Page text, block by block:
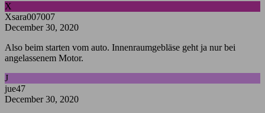
X
Xsara007007
December 30, 2020
Also beim starten vom auto. Innenraumgebläse geht ja nur bei
angelassenem Motor.
J
jue47
December 30, 2020